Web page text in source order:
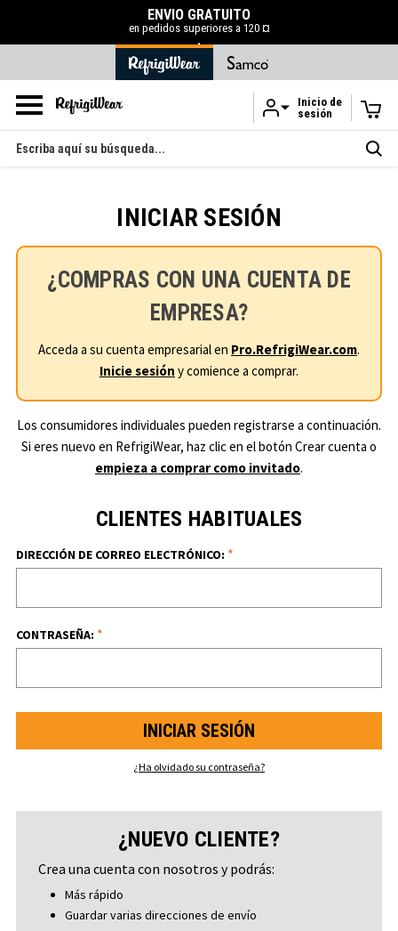
Ir al contenido principal
ENVÍO GRATUITO
en pedidos superiores a 120 ¤
.
Inicio de
sesión
Buscar
en
INICIAR SESIÓN
¿COMPRAS CON UNA CUENTA DE
EMPRESA?
Acceda a su cuenta empresarial en Pro.RefrigiWear.com.
Inicie sesión y comience a comprar.
Los consumidores individuales pueden registrarse a continuación.
Si eres nuevo en RefrigiWear, haz clic en el botón Crear cuenta o
empieza a comprar como invitado.
CLIENTES HABITUALES
DIRECCIÓN DE CORREO ELECTRÓNICO: *
CONTRASEÑA: *
¿Ha olvidado su contraseña?
¿NUEVO CLIENTE?
Crea una cuenta con nosotros y podrás:
Más rápido
Guardar varias direcciones de envío